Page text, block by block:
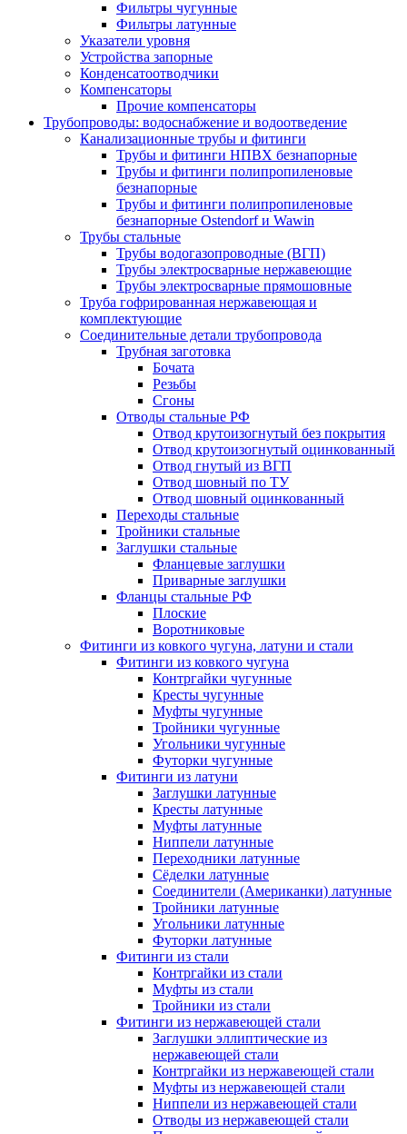
Фильтры чугунные
Фильтры латунные
Указатели уровня
Устройства запорные
Конденсатоотводчики
Компенсаторы
Прочие компенсаторы
Трубопроводы: водоснабжение и водоотведение
Канализационные трубы и фитинги
Трубы и фитинги НПВХ безнапорные
Трубы и фитинги полипропиленовые
безнапорные
Трубы и фитинги полипропиленовые
безнапорные Ostendorf и Wawin
Трубы стальные
Трубы водогазопроводные (ВГП)
Трубы электросварные нержавеющие
Трубы электросварные прямошовные
Труба гофрированная нержавеющая и
комплектующие
Соединительные детали трубопровода
Трубная заготовка
Бочата
Резьбы
Сгоны
Отводы стальные РФ
Отвод крутоизогнутый без покрытия
Отвод крутоизогнутый оцинкованный
Отвод гнутый из ВГП
Отвод шовный по ТУ
Отвод шовный оцинкованный
Переходы стальные
Тройники стальные
Заглушки стальные
Фланцевые заглушки
Приварные заглушки
Фланцы стальные РФ
Плоские
Воротниковые
Фитинги из ковкого чугуна, латуни и стали
Фитинги из ковкого чугуна
Контргайки чугунные
Кресты чугунные
Муфты чугунные
Тройники чугунные
Угольники чугунные
Футорки чугунные
Фитинги из латуни
Заглушки латунные
Кресты латунные
Муфты латунные
Ниппели латунные
Переходники латунные
Сёделки латунные
Соединители (Американки) латунные
Тройники латунные
Угольники латунные
Футорки латунные
Фитинги из стали
Контргайки из стали
Муфты из стали
Тройники из стали
Фитинги из нержавеющей стали
Заглушки эллиптические из
нержавеющей стали
Контргайки из нержавеющей стали
Муфты из нержавеющей стали
Ниппели из нержавеющей стали
Отводы из нержавеющей стали